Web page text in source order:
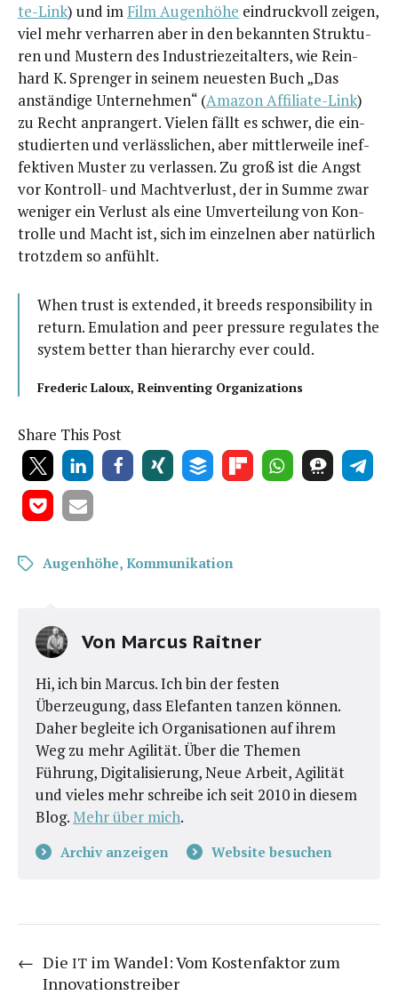
te-Link) und im Film Augen­hö­he ein­druck­voll zei­gen,
viel mehr ver­har­ren aber in den bekann­ten Struk­tu­
ren und Mus­tern des Indus­trie­zeit­al­ters, wie Rein­
hard K. Spren­ger in sei­nem neu­es­ten Buch „Das
anstän­di­ge Unter­neh­men“ (Ama­zon Affi­lia­te-Link)
zu Recht anpran­gert. Vie­len fällt es schwer, die ein­
stu­dier­ten und ver­läss­li­chen, aber mitt­ler­wei­le inef­
fek­ti­ven Mus­ter zu ver­las­sen. Zu groß ist die Angst
vor Kon­troll- und Macht­ver­lust, der in Sum­me zwar
weni­ger ein Ver­lust als eine Umver­tei­lung von Kon­
trol­le und Macht ist, sich im ein­zel­nen aber natür­lich
trotz­dem so anfühlt.
When trust is exten­ded, it breeds respon­si­bi­li­ty in
return. Emu­la­ti­on and peer pres­su­re regu­la­tes the
sys­tem bet­ter than hier­ar­chy ever could.
Fre­de­ric Laloux, Reinven­ting Organizations
Share This Post
Augenhöhe, Kommunikation
Von Marcus Raitner
Hi, ich bin Marcus. Ich bin der festen
Überzeugung, dass Elefanten tanzen können.
Daher begleite ich Organisationen auf ihrem
Weg zu mehr Agilität. Über die Themen
Führung, Digitalisierung, Neue Arbeit, Agilität
und vieles mehr schreibe ich seit 2010 in diesem
Blog. Mehr über mich.
Archiv anzeigen Website besuchen
← Die IT im Wandel: Vom Kostenfaktor zum
Innovationstreiber